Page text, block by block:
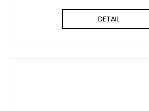
DETAIL